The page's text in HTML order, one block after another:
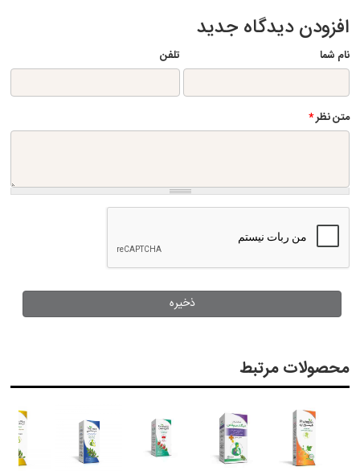
افزودن دیدگاه جدید
نام شما تلفن
متن نظر*
محصولات مرتبط